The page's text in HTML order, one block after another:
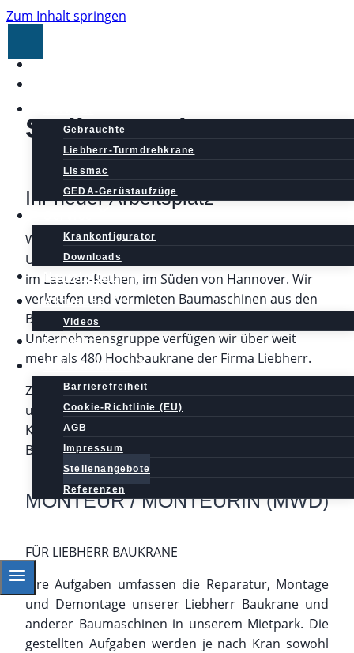
Zum Inhalt springen
Gebrauchte
Liebherr-Turmdrehkrane
Lissmac
GEDA-Gerüstaufzüge
Krankonfigurator
Downloads
Newsletter
Aktuelles
Videos
Kontakt
Unternehmen
Barrierefreiheit
Cookie-Richtlinie (EU)
AGB
Impressum
Stellenangebote
Referenzen
Stellenangebote
Ihr neuer Arbeitsplatz
Wir sind ein Mittelständisches familiengeführtes
Unternehmen der Baumaschinen Branche mit Sitz
im Laatzen-Rethen, im Süden von Hannover. Wir
verkaufen und vermieten Baumaschinen aus den
Bereichen der Hebetechnik.
Unternehmensgruppe verfügen wir über weit
mehr als 480 Hochbaukrane der Firma Liebherr.
Zusätzlich zur Instandhaltung und Montagen
unserer eigenen Mietgeräte betreuen wir auch die
Krane und Maschinen für den Kundeneigenen
Bestand.
MONTEUR / MONTEURIN (MWD)
FÜR LIEBHERR BAUKRANE
Ihre Aufgaben umfassen die Reparatur, Montage
und Demontage unserer Liebherr Baukrane und
anderer Baumaschinen in unserem Mietpark. Die
gestellten Aufgaben werden je nach Kran sowohl